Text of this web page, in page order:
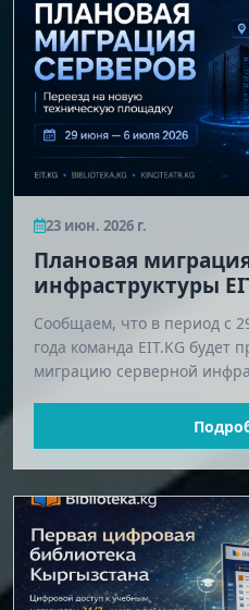
23 июн. 2026 г.
Плановая
инфраструктуры
Сообщаем, что в период с
года команда EIT.KG будет
миграцию серверной